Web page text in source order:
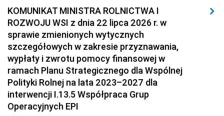
KOMUNIKAT MINISTRA ROLNICTWA I
ROZWOJU WSI z dnia 22 lipca 2026 r. w
sprawie zmienionych wytycznych
szczegółowych w zakresie przyznawania,
wypłaty i zwrotu pomocy finansowej w
ramach Planu Strategicznego dla Wspólnej
Polityki Rolnej na lata 2023–2027 dla
interwencji I.13.5 Współpraca Grup
Operacyjnych EPI